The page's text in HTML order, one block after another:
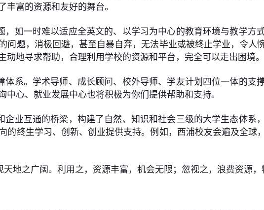
富的资源和友好的舞台。
如一时难以适应全英文的、以学习为中心的教育环境与教学方
问题，消极回避，甚至自暴自弃，无法毕业或被终止学业，令人
地寻求帮助，合理利用学校的资源和平台，完全可以走出困境。
系。学术导师、成长顾问、校外导师、学友计划四位一体的支
心、就业发展中心也将积极为你们提供帮助和支持。
企业互通的桥梁，构建了自然、知识和社会三级的大学生态体系
的终生学习、创新、创业提供支持。例如，西浦校友会遍及全球
地之广阔。利用之，资源丰富，机会无限；忽视之，浪费资源，